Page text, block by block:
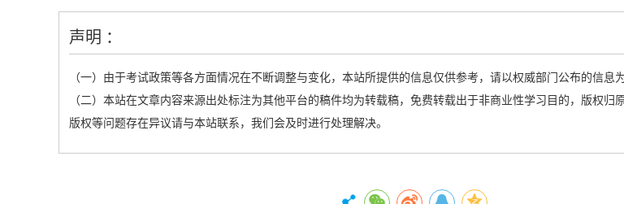
声明 ：
（一）由于考试政策等各方面情况在不断调整与变化，本站所提供的信息仅供参考，请以权威部门公布的信息为
（二）本站在文章内容来源出处标注为其他平台的稿件均为转载稿，免费转载出于非商业性学习目的，版权归
版权等问题存在异议请与本站联系，我们会及时进行处理解决。